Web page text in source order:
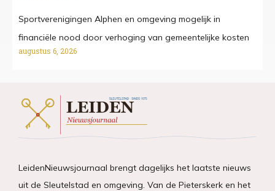
Sportverenigingen Alphen en omgeving mogelijk in
financiële nood door verhoging van gemeentelijke kosten
augustus 6, 2026
LeidenNieuwsjournaal brengt dagelijks het laatste nieuws
uit de Sleutelstad en omgeving. Van de Pieterskerk en het